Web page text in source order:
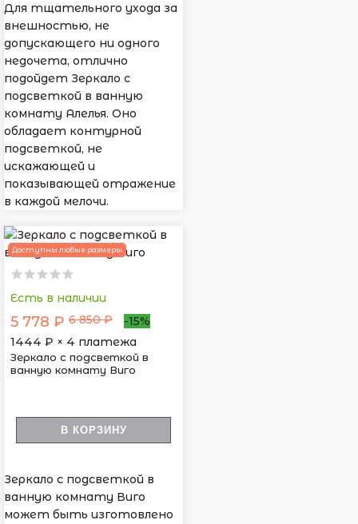
Для тщательного ухода за
внешностью, не
допускающего ни одного
недочета, отлично
подойдет Зеркало с
подсветкой в ванную
комнату Алелья. Оно
обладает контурной
подсветкой, не
искажающей и
показывающей отражение
в каждой мелочи.
Доступны любые размеры
Есть в наличии
5 778 ₽ 6 850 ₽
-15%
1444 ₽ × 4 платежа
Зеркало с подсветкой в
ванную комнату Виго
В КОРЗИНУ
Зеркало с подсветкой в
ванную комнату Виго
может быть изготовлено